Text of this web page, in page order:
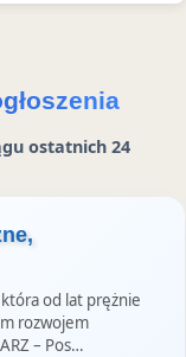
i
sostatnich 24
od lat prężnie
rozwojem
– Pos…